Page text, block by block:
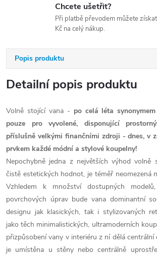
Chcete ušetřit?
Při platbě převodem můžete
Kč na celý nákup.
Popis produktu
Detailní popis produktu
Volně stojící vana - po celá léta
pouze pro vyvolené, disponující
příslušně velkými finančními zdroji - dnes, v
prvkem každé módní a stylové koupelny!
Nepochybně jedna z největších výhod volně
čistě estetických hodnot, je téměř neomezená
Vzhledem k množství dostupných
povrchových úprav bude vana dominantní
designu jak klasických, tak i stylizovaných
jako těch minimalistických, ultramoderních
přizpůsobení vany v interiéru z ní dělá
je umístěna u stěny nebo centrálně